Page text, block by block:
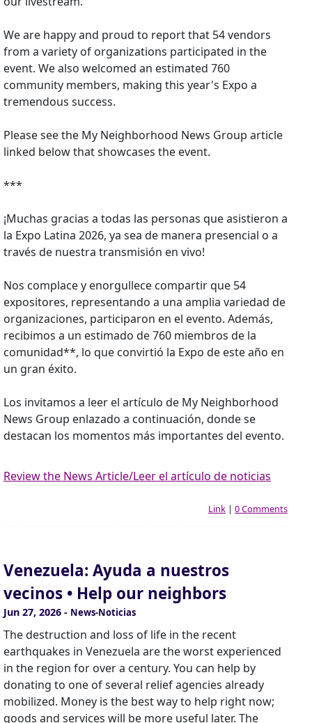
We are happy and proud to report that 54 vendors
from a variety of organizations participated in the
event. We also welcomed an estimated 760
community members, making this year's Expo a
tremendous success.
Please see the My Neighborhood News Group article
linked below that showcases the event.
***
¡Muchas gracias a todas las personas que asistieron a
la Expo Latina 2026, ya sea de manera presencial o a
través de nuestra transmisión en vivo!
Nos complace y enorgullece compartir que 54
expositores, representando a una amplia variedad de
organizaciones, participaron en el evento. Además,
recibimos a un estimado de 760 miembros de la
comunidad**, lo que convirtió la Expo de este año en
un gran éxito.
Los invitamos a leer el artículo de My Neighborhood
News Group enlazado a continuación, donde se
destacan los momentos más importantes del evento.
Review the News Article/Leer el artículo de noticias
Link | 0 Comments
Venezuela: Ayuda a nuestros
vecinos • Help our neighbors
Jun 27, 2026 - News-Noticias
The destruction and loss of life in the recent
earthquakes in Venezuela are the worst experienced
in the region for over a century. You can help by
donating to one of several relief agencies already
mobilized. Money is the best way to help right now;
goods and services will be more useful later. The